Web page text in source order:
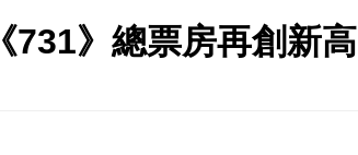
731》總票房再創新高